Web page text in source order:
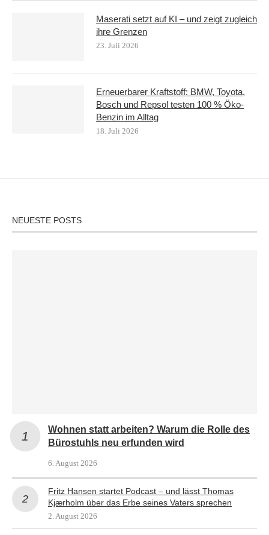
Maserati setzt auf KI – und zeigt zugleich
ihre Grenzen
23. Juli 2026
Erneuerbarer Kraftstoff: BMW, Toyota,
Bosch und Repsol testen 100 % Öko-
Benzin im Alltag
18. Juli 2026
NEUESTE POSTS
Wohnen statt arbeiten? Warum die Rolle des
Bürostuhls neu erfunden wird
6. August 2026
Fritz Hansen startet Podcast – und lässt Thomas
Kjærholm über das Erbe seines Vaters sprechen
2. August 2026